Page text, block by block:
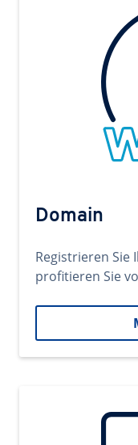
Domain
Registrieren Sie
profitieren Sie